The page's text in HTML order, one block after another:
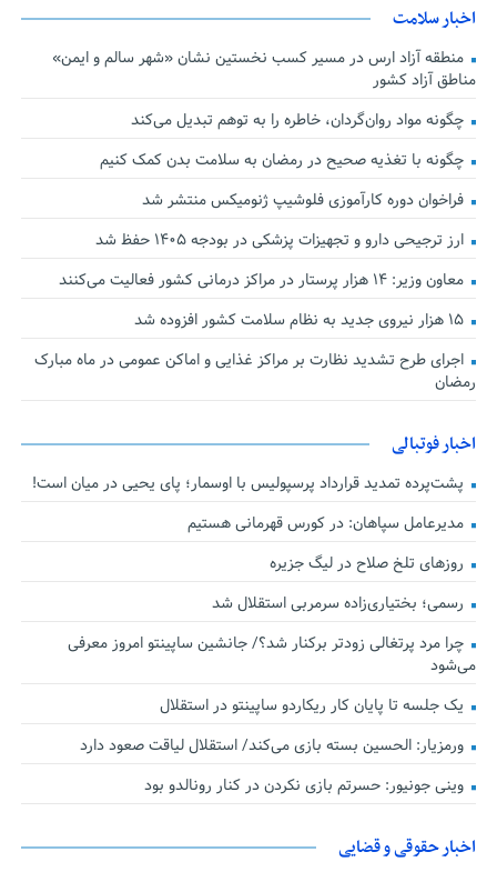
اخبار سلامت
منطقه آزاد ارس در مسیر کسب نخستین نشان «شهر سالم و ایمن»
مناطق آزاد کشور
چگونه مواد روان‌گردان، خاطره را به توهم تبدیل می‌کند
چگونه با تغذیه صحیح در رمضان به سلامت بدن کمک کنیم
فراخوان دوره کارآموزی فلوشیپ ژنومیکس منتشر شد
ارز ترجیحی دارو و تجهیزات پزشکی در بودجه ۱۴۰۵ حفظ شد
معاون وزیر: ۱۴ هزار پرستار در مراکز درمانی کشور فعالیت می‌کنند
۱۵ هزار نیروی جدید به نظام سلامت کشور افزوده شد
اجرای طرح تشدید نظارت بر مراکز غذایی و اماکن عمومی در ماه مبارک
رمضان
اخبار فوتبالی
پشت‌پرده تمدید قرارداد پرسپولیس با اوسمار؛ پای یحیی در میان است!
مدیرعامل سپاهان: در کورس قهرمانی هستیم
روزهای تلخ صلاح در لیگ جزیره
رسمی؛ بختیاری‌زاده سرمربی استقلال شد
چرا مرد پرتغالی زودتر برکنار شد؟/ جانشین ساپینتو امروز معرفی
می‌شود
یک جلسه تا پایان کار ریکاردو ساپینتو در استقلال
ورمزیار: الحسین بسته بازی می‌کند/ استقلال لیاقت صعود دارد
وینی جونیور: حسرتم بازی نکردن در کنار رونالدو بود
اخبار حقوقی و قضایی